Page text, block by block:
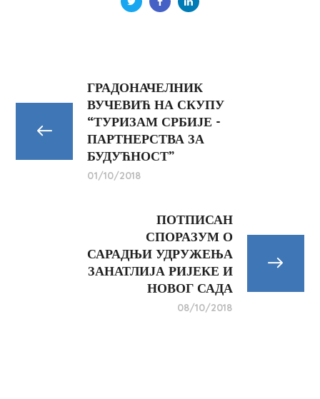
ГРАДОНАЧЕЛНИК
ВУЧЕВИЋ НА СКУПУ
“ТУРИЗАМ СРБИЈЕ -
ПАРТНЕРСТВА ЗА
БУДУЋНОСТ”
01/10/2018
ПОТПИСАН
СПОРАЗУМ О
САРАДЊИ УДРУЖЕЊА
ЗАНАТЛИЈА РИЈЕКЕ И
НОВОГ САДА
08/10/2018